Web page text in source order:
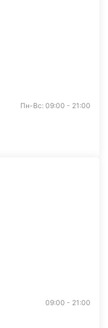
Пн-Вс: 09:00 - 21:00
09:00 - 21:00